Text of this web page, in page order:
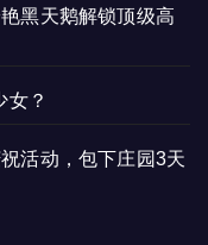
黑天鹅解锁顶级高
女？
活动，包下庄园3天